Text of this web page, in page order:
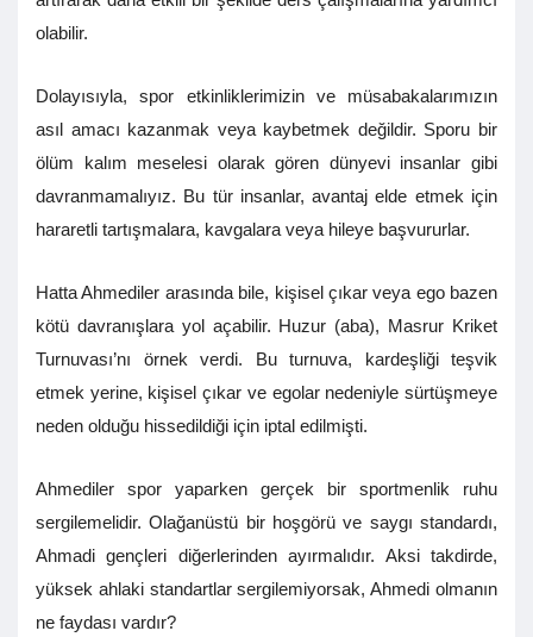
olabilir.
Dolayısıyla, spor etkinliklerimizin ve müsabakalarımızın
asıl amacı kazanmak veya kaybetmek değildir. Sporu bir
ölüm kalım meselesi olarak gören dünyevi insanlar gibi
davranmamalıyız. Bu tür insanlar, avantaj elde etmek için
hararetli tartışmalara, kavgalara veya hileye başvururlar.
Hatta Ahmediler arasında bile, kişisel çıkar veya ego bazen
kötü davranışlara yol açabilir. Huzur (aba), Masrur Kriket
Turnuvası’nı örnek verdi. Bu turnuva, kardeşliği teşvik
etmek yerine, kişisel çıkar ve egolar nedeniyle sürtüşmeye
neden olduğu hissedildiği için iptal edilmişti.
Ahmediler spor yaparken gerçek bir sportmenlik ruhu
sergilemelidir. Olağanüstü bir hoşgörü ve saygı standardı,
Ahmadi gençleri diğerlerinden ayırmalıdır. Aksi takdirde,
yüksek ahlaki standartlar sergilemiyorsak, Ahmedi olmanın
ne faydası vardır?